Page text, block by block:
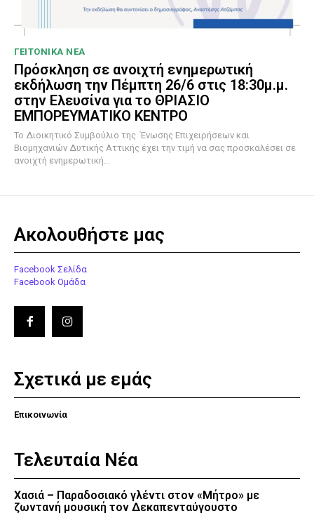
ΓΕΙΤΟΝΙΚΑ ΝΕΑ
Πρόσκληση σε ανοιχτή ενημερωτική
εκδήλωση την Πέμπτη 26/6 στις 18:30μ.μ.
στην Ελευσίνα για το ΘΡΙΑΣΙΟ
ΕΜΠΟΡΕΥΜΑΤΙΚΟ ΚΕΝΤΡΟ
To Διοικητικό Συμβούλιο της Ένωσης Επιχειρήσεων και
Βιομηχανιών Δυτικής Αττικής έχει την τιμή να σας προσκαλέσει σε
ανοιχτή ενημερωτική...
Ακολουθήστε μας
Facebook Σελίδα
Facebook Ομάδα
Σχετικά με εμάς
Επικοινωνία
Τελευταία Νέα
Χασιά – Παραδοσιακό γλέντι στον «Μήτρο» με
ζωντανή μουσική τον Δεκαπενταύγουστο